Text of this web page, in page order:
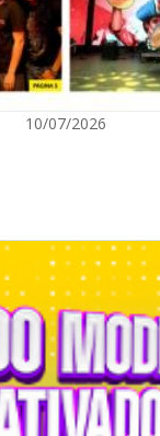
10/07/2026